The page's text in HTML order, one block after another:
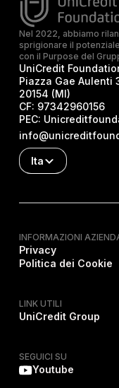
Nel 2022, abbiamo
sprigionare il
con il Purpose del
UniCredit
Piazza Gae Aulenti
20154 (MI)
CF: 97342960156
PEC:
Ita
INFORMAZIONI
Privacy
Politica dei Cookie
LINK UTILI
UniCredit Group
SEGUICI SU
Youtube